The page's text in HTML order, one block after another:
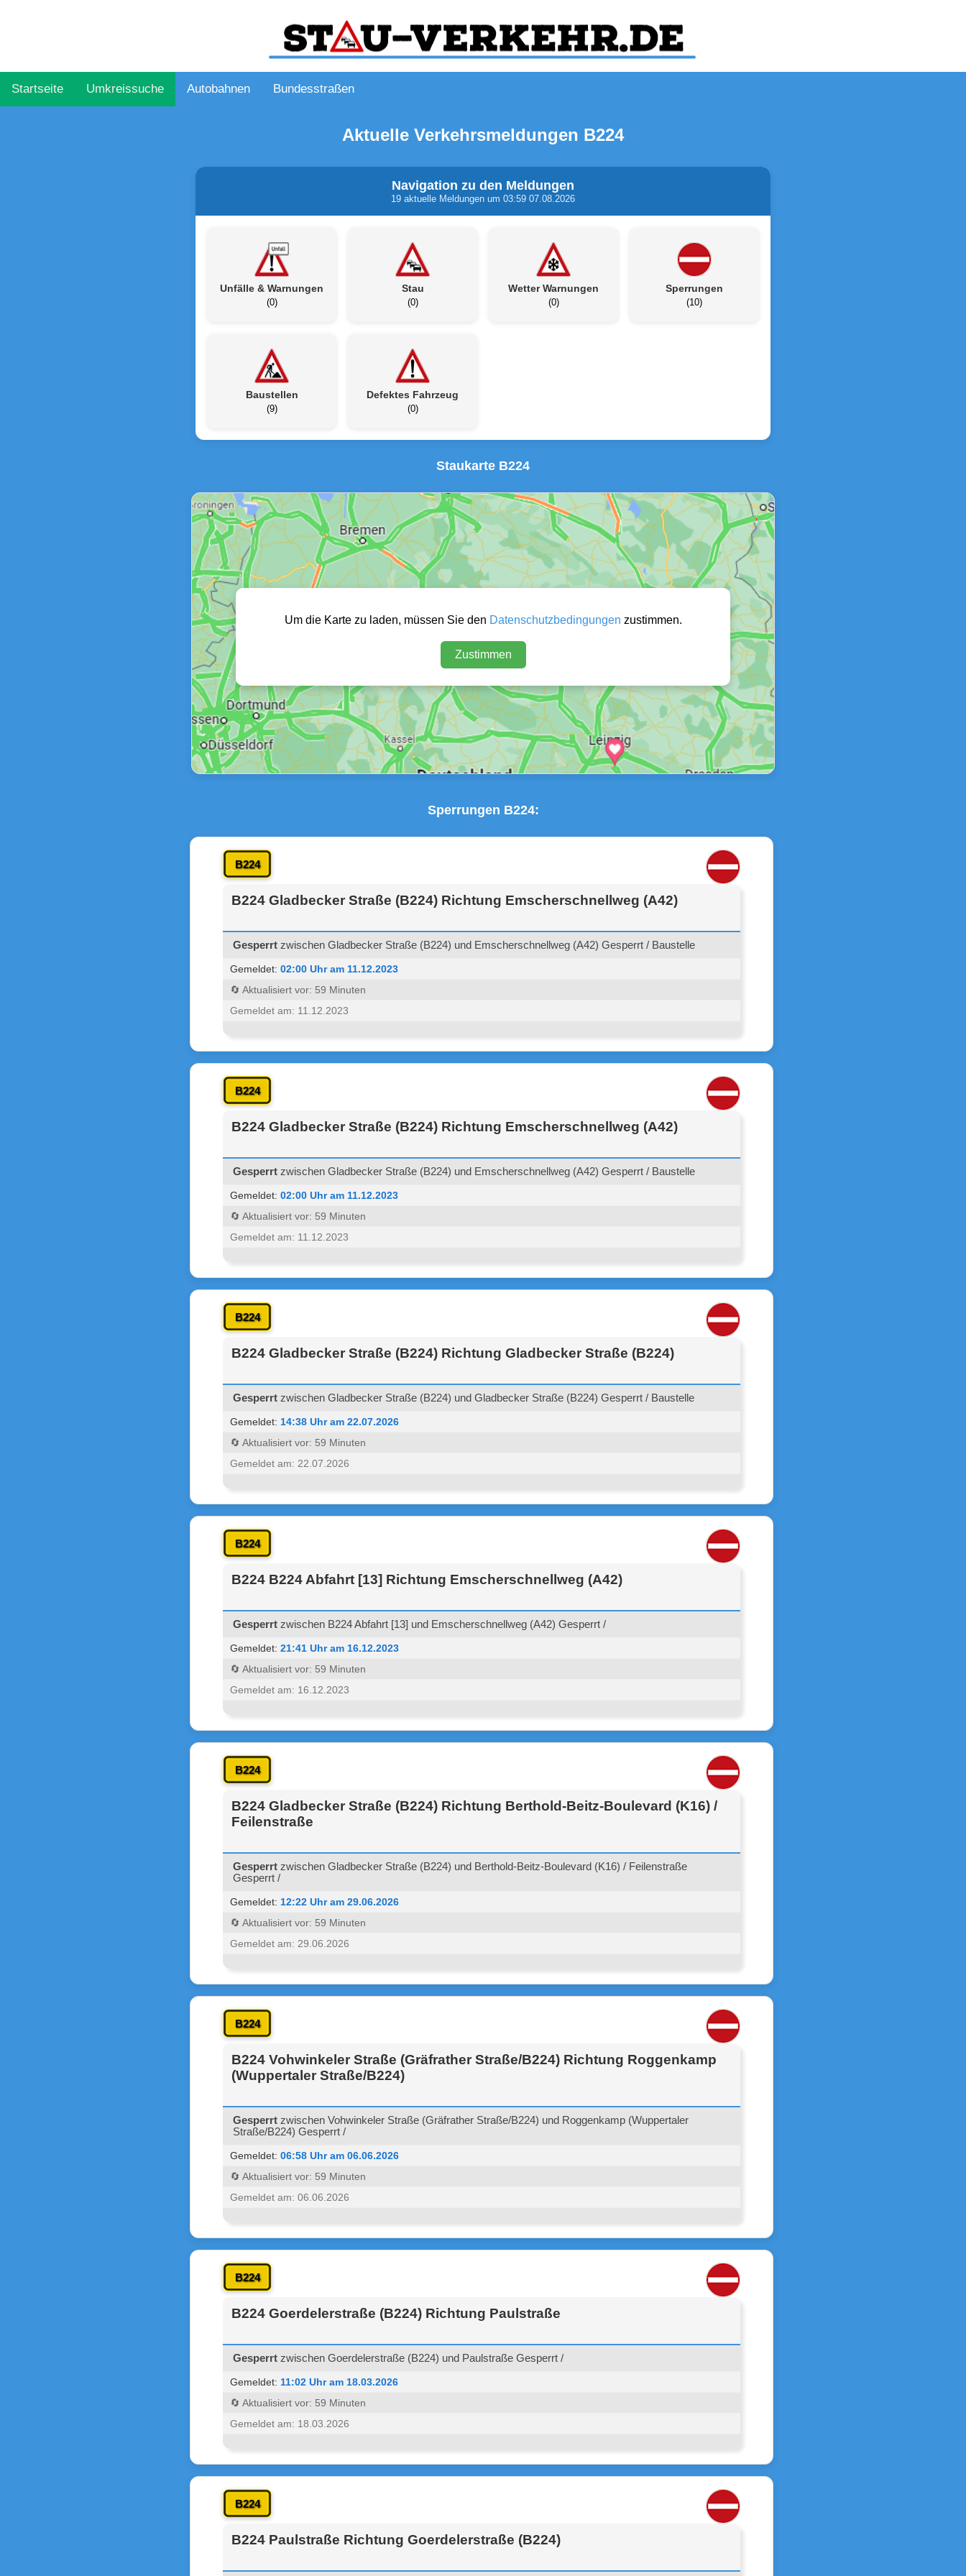
Startseite Umkreissuche Autobahnen Bundesstraßen
Aktuelle Verkehrsmeldungen B224
Navigation zu den Meldungen
19 aktuelle Meldungen um 03:59 07.08.2026
Unfälle & Warnungen
(0)
Stau
(0)
Wetter Warnungen
(0)
Sperrungen
(10)
Baustellen
(9)
Defektes Fahrzeug
(0)
Staukarte B224
Um die Karte zu laden, müssen Sie den Datenschutzbedingungen zustimmen.
Zustimmen
Sperrungen B224:
B224
B224 Gladbecker Straße (B224) Richtung Emscherschnellweg (A42)
Gesperrt zwischen Gladbecker Straße (B224) und Emscherschnellweg (A42) Gesperrt / Baustelle
Gemeldet: 02:00 Uhr am 11.12.2023
🔄 Aktualisiert vor: 59 Minuten
Gemeldet am: 11.12.2023
B224
B224 Gladbecker Straße (B224) Richtung Emscherschnellweg (A42)
Gesperrt zwischen Gladbecker Straße (B224) und Emscherschnellweg (A42) Gesperrt / Baustelle
Gemeldet: 02:00 Uhr am 11.12.2023
🔄 Aktualisiert vor: 59 Minuten
Gemeldet am: 11.12.2023
B224
B224 Gladbecker Straße (B224) Richtung Gladbecker Straße (B224)
Gesperrt zwischen Gladbecker Straße (B224) und Gladbecker Straße (B224) Gesperrt / Baustelle
Gemeldet: 14:38 Uhr am 22.07.2026
🔄 Aktualisiert vor: 59 Minuten
Gemeldet am: 22.07.2026
B224
B224 B224 Abfahrt [13] Richtung Emscherschnellweg (A42)
Gesperrt zwischen B224 Abfahrt [13] und Emscherschnellweg (A42) Gesperrt /
Gemeldet: 21:41 Uhr am 16.12.2023
🔄 Aktualisiert vor: 59 Minuten
Gemeldet am: 16.12.2023
B224
B224 Gladbecker Straße (B224) Richtung Berthold-Beitz-Boulevard (K16) /
Feilenstraße
Gesperrt zwischen Gladbecker Straße (B224) und Berthold-Beitz-Boulevard (K16) / Feilenstraße
Gesperrt /
Gemeldet: 12:22 Uhr am 29.06.2026
🔄 Aktualisiert vor: 59 Minuten
Gemeldet am: 29.06.2026
B224
B224 Vohwinkeler Straße (Gräfrather Straße/B224) Richtung Roggenkamp
(Wuppertaler Straße/B224)
Gesperrt zwischen Vohwinkeler Straße (Gräfrather Straße/B224) und Roggenkamp (Wuppertaler
Straße/B224) Gesperrt /
Gemeldet: 06:58 Uhr am 06.06.2026
🔄 Aktualisiert vor: 59 Minuten
Gemeldet am: 06.06.2026
B224
B224 Goerdelerstraße (B224) Richtung Paulstraße
Gesperrt zwischen Goerdelerstraße (B224) und Paulstraße Gesperrt /
Gemeldet: 11:02 Uhr am 18.03.2026
🔄 Aktualisiert vor: 59 Minuten
Gemeldet am: 18.03.2026
B224
B224 Paulstraße Richtung Goerdelerstraße (B224)